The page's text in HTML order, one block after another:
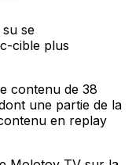
se
cible plus
contenu de 38
une partie de la
en replay